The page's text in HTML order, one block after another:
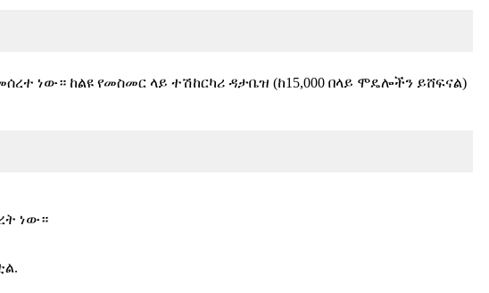
ነው። ከልዩ የመስመር ላይ ተሽከርካሪ ዳታቤዝ (ከ15,000 በላይ ሞዴሎችን ይሸፍናል)
ነው።